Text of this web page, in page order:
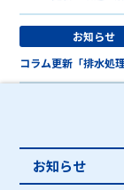
お知らせ
コラム更新「排水
お知らせ